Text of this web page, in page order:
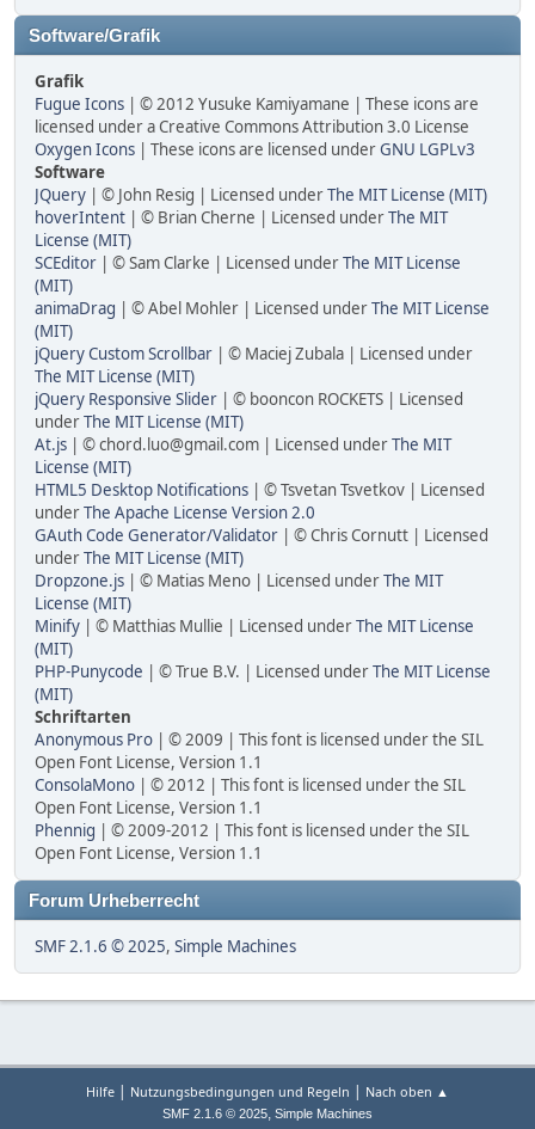
Software/Grafik
Grafik
Fugue Icons | © 2012 Yusuke Kamiyamane | These icons are
licensed under a Creative Commons Attribution 3.0 License
Oxygen Icons | These icons are licensed underGNU LGPLv3
Software
JQuery | © John Resig | Licensed underThe MIT License (MIT)
hoverIntent | © Brian Cherne | Licensed underThe MIT
License (MIT)
SCEditor | © Sam Clarke | Licensed underThe MIT License
(MIT)
animaDrag | © Abel Mohler | Licensed underThe MIT License
(MIT)
jQuery Custom Scrollbar | © Maciej Zubala | Licensed under
The MIT License (MIT)
jQuery Responsive Slider | © booncon ROCKETS | Licensed
underThe MIT License (MIT)
At.js | © chord.luo@gmail.com | Licensed underThe MIT
License (MIT)
HTML5 Desktop Notifications | © Tsvetan Tsvetkov | Licensed
underThe Apache License Version 2.0
GAuth Code Generator/Validator | © Chris Cornutt | Licensed
underThe MIT License (MIT)
Dropzone.js | © Matias Meno | Licensed underThe MIT
License (MIT)
Minify | © Matthias Mullie | Licensed underThe MIT License
(MIT)
PHP-Punycode | © True B.V. | Licensed underThe MIT License
(MIT)
Schriftarten
Anonymous Pro | © 2009 | This font is licensed under the SIL
Open Font License, Version 1.1
ConsolaMono | © 2012 | This font is licensed under the SIL
Open Font License, Version 1.1
Phennig | © 2009-2012 | This font is licensed under the SIL
Open Font License, Version 1.1
Forum Urheberrecht
SMF 2.1.6 © 2025, Simple Machines
Hilfe | Nutzungsbedingungen und Regeln | Nach oben ▲
SMF 2.1.6 © 2025, Simple Machines